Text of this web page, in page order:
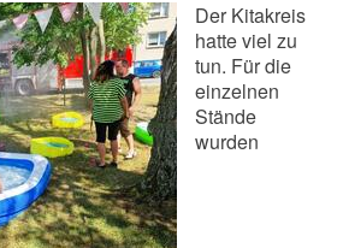
Der Kitakreis
hatte viel zu
tun. Für die
einzelnen
Stände
wurden